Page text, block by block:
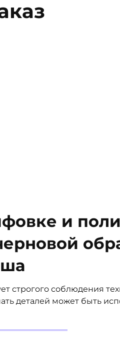
и
строгого соблюдения
деталей может быть